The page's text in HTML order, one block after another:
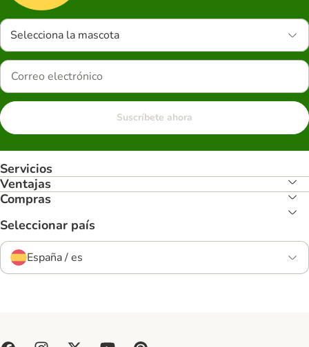
Selecciona la mascota
Suscríbete ahora
Servicios
Ventajas
Compras
Seleccionar país
España / es